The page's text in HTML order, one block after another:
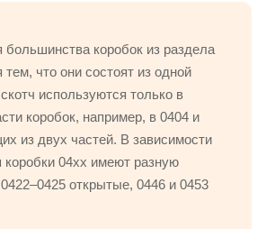
большинства коробок из раздела
тем, что они состоят из одной
используются только в
коробок, например, в 0404 и
из двух частей. В зависимости
коробки 04xx имеют разную
открытые, 0446 и 0453